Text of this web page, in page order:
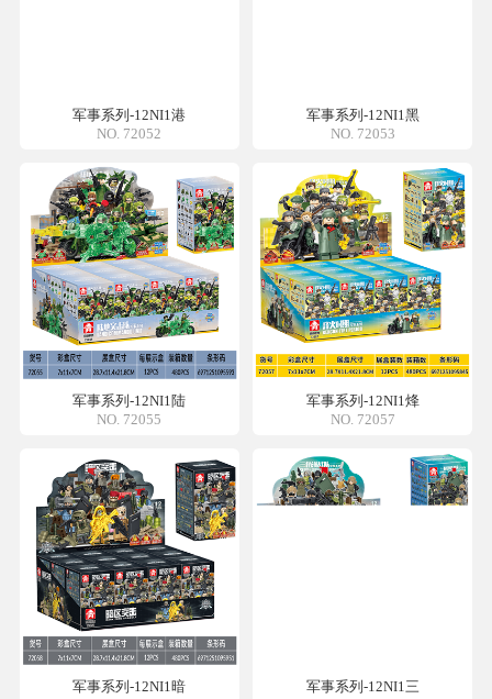
军事系列-12NI1港
NO. 72052
军事系列-12NI1黑
NO. 72053
军事系列-12NI1陆
NO. 72055
军事系列-12NI1烽
NO. 72057
军事系列-12NI1暗
军事系列-12NI1三